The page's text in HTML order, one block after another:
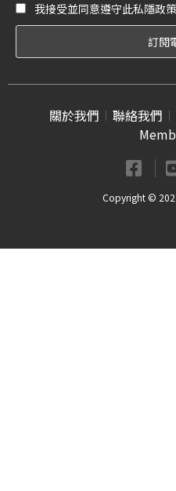
我接受並同意遵守此私隱政
關於我們 聯絡我們
Copyright ©